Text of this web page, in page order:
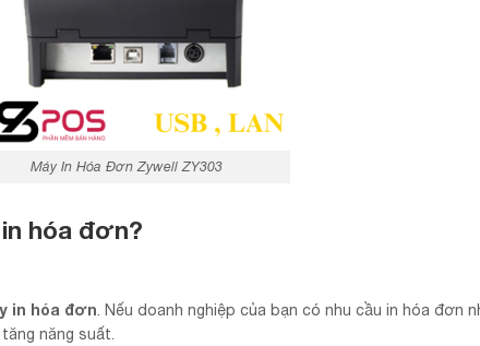
Máy In Hóa Đơn Zywell ZY303
hóa đơn?
in hóa đơn . Nếu doanh nghiệp của bạn có nhu cầu in hóa đơn
năng suất.